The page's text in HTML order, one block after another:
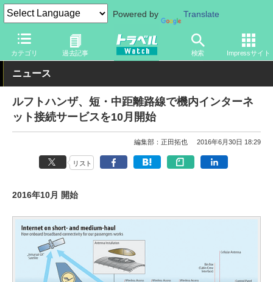
Powered by Translate
カテゴリ 過去記事 検索 Impressサイト
トラベル Watch 地域 海外旅行 ヨーロッパ
ニュース
ルフトハンザ、短・中距離路線で機内インターネ
ット接続サービスを10月開始
編集部：正田拓也 2016年6月30日 18:29
リスト
2016年10月 開始